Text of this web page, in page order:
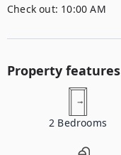
Check out: 10:00 AM
Property features
2 Bedrooms